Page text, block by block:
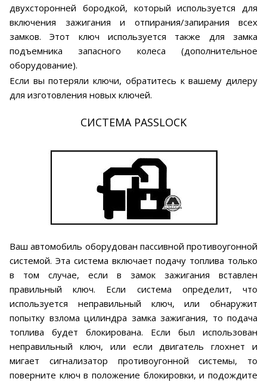
двухсторонней бородкой, который используется для
включения зажигания и отпирания/запирания всех
замков. Этот ключ используется также для замка
подъемника запасного колеса (дополнительное
оборудование).
Если вы потеряли ключи, обратитесь к вашему дилеру
для изготовления новых ключей.
СИСТЕМА PASSLOCK
Ваш автомобиль оборудован пассивной противоугонной
системой. Эта система включает подачу топлива только
в том случае, если в замок зажигания вставлен
правильный ключ. Если система определит, что
используется неправильный ключ, или обнаружит
попытку взлома цилиндра замка зажигания, то подача
топлива будет блокирована. Если был использован
неправильный ключ, или если двигатель глохнет и
мигает сигнализатор противоугонной системы, то
поверните ключ в положение блокировки, и подождите